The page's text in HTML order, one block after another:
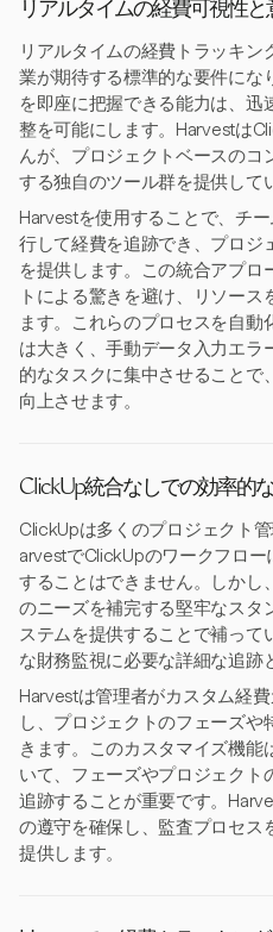
リアルタイムの経費可視性と
リアルタイムの経費トラッキ
業が期待する標準的な要件にな
を即座に把握できる能力は、迅
整を可能にします。Harvestは
んが、プロジェクトベースのコ
する独自のツール群を提供して
Harvestを使用することで、チ
行して経費を追跡でき、プロジ
を提供します。この統合アプロ
トによる驚きを避け、リソー
ます。これらのプロセスを自
は大きく、手動データ入力エラ
的なタスクに集中させることで
向上させます。
ClickUp統合なしでの効率的
ClickUpは多くのプロジェクト
arvestでClickUpのワークフロ
することはできません。しかし
のニーズを補完する堅牢なスタ
ステムを提供することで補って
な財務監視に必要な詳細な追跡
Harvestは管理者がカスタム経
し、プロジェクトのフェーズ
きます。このカスタマイズ機能
いて、フェーズやプロジェクト
追跡することが重要です。
の遵守を確保し、監査プロセス
提供します。